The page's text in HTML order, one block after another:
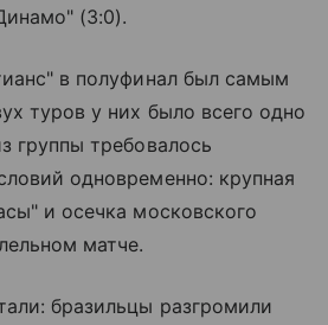
(3:0).
в полуфинал был самым
туров у них было всего одно
группы требовалось
одновременно: крупная
и осечка московского
матче.
бразильцы разгромили